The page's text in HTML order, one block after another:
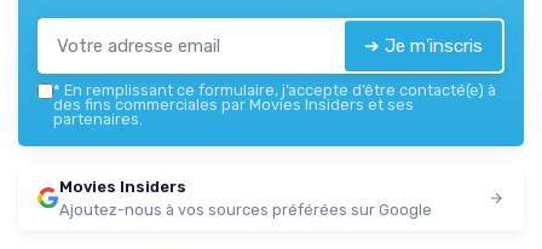
➔ Je m'inscris
* En remplissant ce formulaire, j’accepte d’être contacté(e) à
des fins commerciales par Movies Insiders et ses
partenaires.
Movies Insiders
Ajoutez-nous à vos sources préférées sur Google